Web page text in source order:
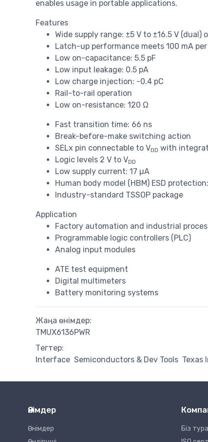
enables usage in portable applications.
Features
Wide supply range: ±5 V to ±16.5 V (dual)
Latch-up performance meets 100 mA per
Low on-capacitance: 5.5 pF
Low input leakage: 0.5 pA
Low charge injection: -0.4 pC
Rail-to-rail operation
Low on-resistance: 120 Ω
Fast transition time: 66 ns
Break-before-make switching action
SELx pin connectable to VDD with
Logic levels 2 V to VDD
Low supply current: 17 µA
Human body model (HBM) ESD
Industry-standard TSSOP package
Application
Factory automation and industrial
Programmable logic controllers (PLC)
Analog input modules
ATE test equipment
Digital multimeters
Battery monitoring systems
Жаңа өнімдер:
TMUX6136PWR
Тегтер:
Interface Semiconductors & Dev Tools Texas
Өнімдер
Өнімдер
Біз